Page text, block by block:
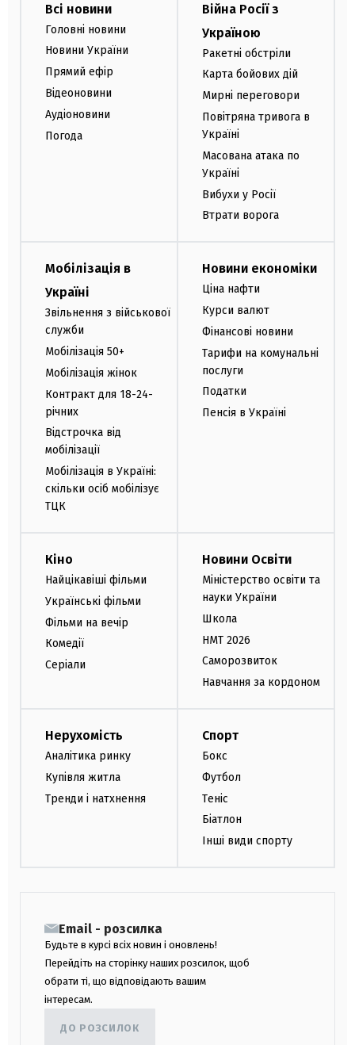
Всі новини
Головні новини
Новини України
Прямий ефір
Відеоновини
Аудіоновини
Погода
Війна Росії з
Україною
Ракетні обстріли
Карта бойових дій
Мирні переговори
Повітряна тривога в
Україні
Масована атака по
Україні
Вибухи у Росії
Втрати ворога
Мобілізація в
Україні
Звільнення з військової
служби
Мобілізація 50+
Мобілізація жінок
Контракт для 18-24-
річних
Відстрочка від
мобілізації
Мобілізація в Україні:
скільки осіб мобілізує
ТЦК
Новини економіки
Ціна нафти
Курси валют
Фінансові новини
Тарифи на комунальні
послуги
Податки
Пенсія в Україні
Кіно
Найцікавіші фільми
Українські фільми
Фільми на вечір
Комедії
Серіали
Новини Освіти
Міністерство освіти та
науки України
Школа
НМТ 2026
Саморозвиток
Навчання за кордоном
Нерухомість
Аналітика ринку
Купівля житла
Тренди і натхнення
Спорт
Бокс
Футбол
Теніс
Біатлон
Інші види спорту
Email - розсилка
Будьте в курсі всіх новин і оновлень!
Перейдіть на сторінку наших розсилок, щоб
обрати ті, що відповідають вашим
інтересам.
ДО РОЗСИЛОК